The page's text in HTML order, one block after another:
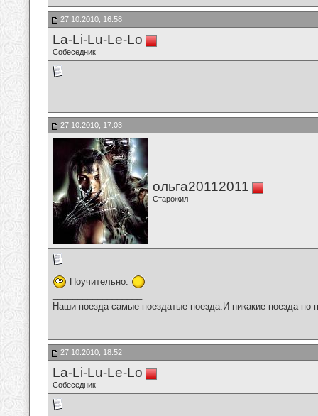
27.10.2010, 16:58
La-Li-Lu-Le-Lo
Собеседник
27.10.2010, 17:03
ольга20112011
Старожил
Поучительно.
Наши поезда самые поездатые поезда.И никакие поезда по
27.10.2010, 18:52
La-Li-Lu-Le-Lo
Собеседник